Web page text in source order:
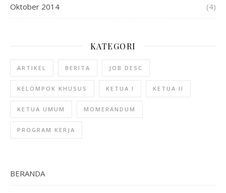
Oktober 2014 (4)
KATEGORI
ARTIKEL BERITA JOB DESC
KELOMPOK KHUSUS KETUA I KETUA II
KETUA UMUM MOMERANDUM
PROGRAM KERJA
BERANDA